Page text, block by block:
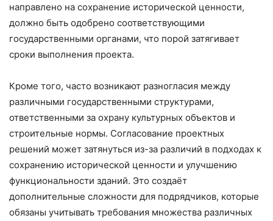
направлено на сохранение исторической ценности,
должно быть одобрено соответствующими
государственными органами, что порой затягивает
сроки выполнения проекта.
Кроме того, часто возникают разногласия между
различными государственными структурами,
ответственными за охрану культурных объектов и
строительные нормы. Согласование проектных
решений может затянуться из-за различий в подходах к
сохранению исторической ценности и улучшению
функциональности зданий. Это создаёт
дополнительные сложности для подрядчиков, которые
обязаны учитывать требования множества различных